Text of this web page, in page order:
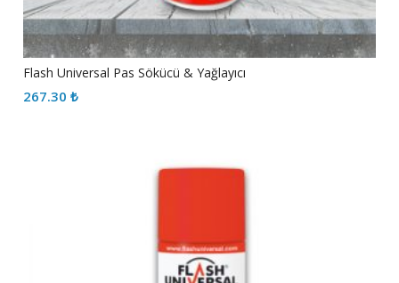
Flash Universal Pas Sökücü & Yağlayıcı
267.30 ₺